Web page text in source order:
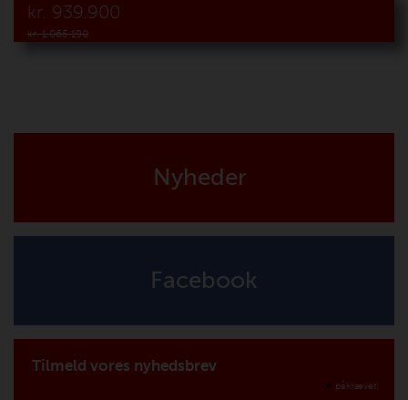
kr. 939.900
kr. 1.065.190
Nyheder
Facebook
Tilmeld vores nyhedsbrev
* påkrævet